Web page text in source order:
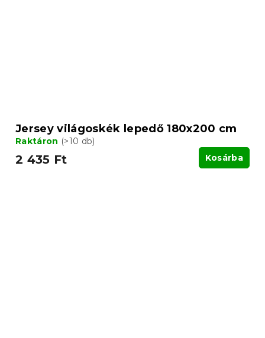
Jersey világoskék lepedő 180x200 cm
Raktáron (>10 db)
2 435 Ft Kosárba